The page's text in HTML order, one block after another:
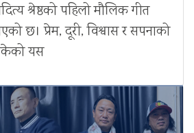
श्रेष्ठको पहिलो मौलिक गीत
छ। प्रेम, दूरी, विश्वास र सपनाको
यस